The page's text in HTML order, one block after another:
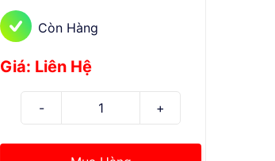
Còn Hàng
Giá: Liên Hệ